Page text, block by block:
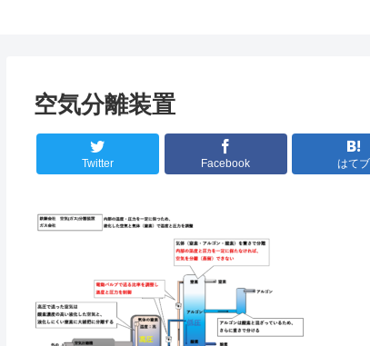
空気分離装置
Twitter Facebook はてブ